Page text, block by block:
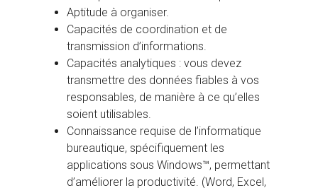
Aptitude à organiser.
Capacités de coordination et de
transmission d’informations.
Capacités analytiques : vous devez
transmettre des données fiables à vos
responsables, de manière à ce qu’elles
soient utilisables.
Connaissance requise de l’informatique
bureautique, spécifiquement les
applications sous Windows™, permettant
d’améliorer la productivité. (Word, Excel,